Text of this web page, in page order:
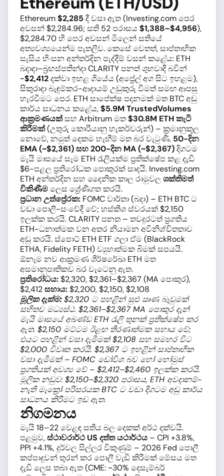
Ethereum$2,285 දී වසා ඇත (Investing.com පෙර
අවසන් $2,284.96; සති 52 පරාසය $1,388–$4,956),
$2,284.70 හි පෙර අවසන් මිලෙන් සතියේ
අත්‍යවශ්‍යයෙන්ම පැතලිව. කෙසේ වෙතත්, සාප්තාහික
සැසිය හිංසන අන්තර්දින පැද්දීම් වසන් කළේය: ETH
බදාදා–බ්‍රහස්පතින්දා CLARITY පනත් ශුභවාදී බවින්
~$2,412දක්වා ඉහළ ගියේය (අප්‍රේල් අග සිට ඉහළම),
සිකුරාදා බැඳුම්කර-ආදායම් උඩුකුරු වීමත් සමඟ ආපසු
හැරවීමට පෙර. ETH සාපේක්ෂ පදනමක් මත BTC අඩු
කාර්ය සාධනය කළේය,$5.9M TrustedVolumes
ආක්‍රමණයක්සහ Arbitrum මත$30.8M ETH කැටි
කිරීමක්(උතුරු කොරියානු හැකර්වරුන්) – ක්‍රමානුකූල
නොවේ, නමුත් දෙකම හැඟීම් මත බර වැටුණි. 50-දින
EMA (~$2,361) සහ 200-දින MA (~$2,367)දිගටම
මැයි මාසයේ සෑම ETH රැලියක්ම ප්‍රතික්ෂේප කළ දැඩි
$6-පළල ප්‍රතිරෝධක පොකුරක් සාදයි. Investing.com
ETH අන්තර්දින සහ දෛනික කාල රාමුවලශක්තිමත්
විකිණීමලෙස ශ්‍රේණිගත කරයි.
ප්‍රධාන උත්ප්‍රේරක: FOMC වාර්තා (බදා) – ETH BTC ට
වඩා පොලී-සංවේදී වේ; හස්කිශ ස්වරයක් $2,150
ඉලක්ක කරයි. CLARITY පනත – තවදුරටත් ප්‍රගතිය
ETH-ධනාත්මක වන අතර නියාමන අවිනිශ්චිතතාව
අඩු කරයි. ස්පොට් ETH ETF ගලා ඒම (BlackRock
ETHA, Fidelity FETH) ව්‍යුහාත්මක බිමක් සපයයි.
ඕනෑම නව ආක්‍රමණ ශීර්ෂරේඛා ETH මත
අසමානුපාතිකව බර වැටෙනු ඇත.
ප්‍රතිරෝධය:$2,320, $2,361–$2,367 (MA පොකුර),
$2,412සහාය:$2,200, $2,150, $2,108
මූලික දැක්ම:$2,320 ට පහළින් සුළු ඍණ බෑවුමක්
සහිතව මධ්‍යස්ථ. $2,361–$2,367 MA පොකුර දැන්
මැයි මාසයේ අඛණ්ඩ ETH රැලි තුනක් ප්‍රතික්ෂේප කර
ඇත. $2,150 මට්ටම ඊළඟ තීරණාත්මක සහාය වේ;
එයට පහළින් වසා දැමීමක් $2,108 සහ සමහර විට
$2,000 විවෘත කරයි. $2,367 ට ඉහළින් සාප්තාහික
වසා දැමීමක් – FOMC ඩෝවිශ බව හෝ හෝමුස්
ප්‍රගතියක් අවශ්‍ය වේ – $2,412–$2,460 ඉලක්ක කරයි.
මූලික නඩුව: $2,150–$2,320 පරාසය, ETH අවදානම්-
නැති මැක්‍රෝ පරිසරයක BTC ට වඩා දිගටම අඩු කාර්ය
සාධනය කිරීමට ඉඩ ඇත.
නිගමනය
මැයි 18–22 වෙළඳ සතිය බල දෙකක් අර්ථ දක්වයි.
පළමුව,ස්ථාවරාර්ථ US දත්ත යථාර්ථය – CPI +3.8%,
PPI +4.1%, දුර්වල සිල්ලර විකුණුම් – 2026 Fed පොලී
කප්පාදුවන් තුරන් කර පොලී වැඩි කිරීමක් මේසය මත
දැඩි ලෙස තබා ඇත (CME: ~30% දෙසැම්බර්